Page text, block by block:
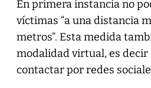
En primera instancia no
víctimas “a una distancia
metros”. Esta medida
modalidad virtual, es decir
contactar por redes